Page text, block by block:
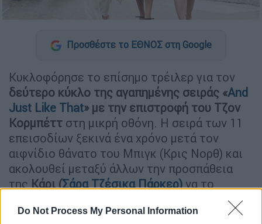
Do Not Process My Personal Information
Προσθέστε το ΕΘΝΟΣ στη Google
Kυκλοφόρησε το επίσημο τρέιλερ για τον
δεύτερο κύκλο της αγαπημένης σειράς «Αnd
Just Like That» με την επιστροφή του Τζον
Κορμπέττ στη μικρή οθόνη. Η σειρά των 11
επεισοδίων ξεκινά ένα χρόνο μετά τον
αιφνίδιο θάνατο του Μπιγκ (Κρις Νορθ) και
ακολουθεί μεταξύ άλλων την προσπάθεια
της Κάρι (Σάρα Τζέσικα Πάρκερ) να το
ξεπεράσει και να προχωρήσει τη ζωή της.
Στο πλευρό της για μία ακόμη φορά